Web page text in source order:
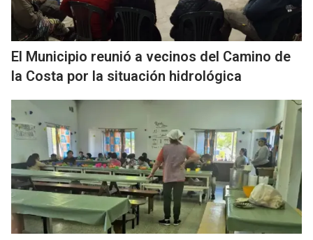
El Municipio reunió a vecinos del Camino de
la Costa por la situación hidrológica